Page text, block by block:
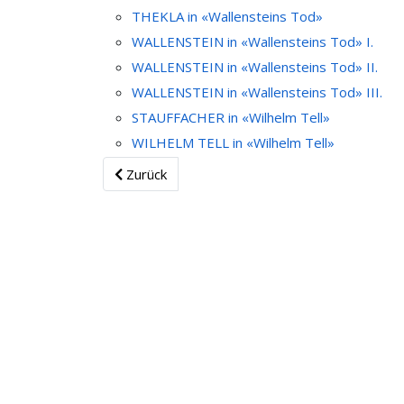
THEKLA in «Wallensteins Tod»
WALLENSTEIN in «Wallensteins Tod» I.
WALLENSTEIN in «Wallensteins Tod» II.
WALLENSTEIN in «Wallensteins Tod» III.
STAUFFACHER in «Wilhelm Tell»
WILHELM TELL in «Wilhelm Tell»
Zurück